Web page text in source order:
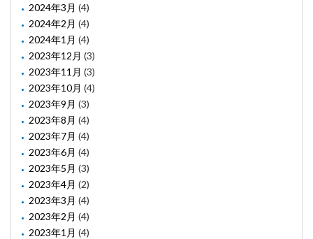
2024年3月 (4)
2024年2月 (4)
2024年1月 (4)
2023年12月 (3)
2023年11月 (3)
2023年10月 (4)
2023年9月 (3)
2023年8月 (4)
2023年7月 (4)
2023年6月 (4)
2023年5月 (3)
2023年4月 (2)
2023年3月 (4)
2023年2月 (4)
2023年1月 (4)